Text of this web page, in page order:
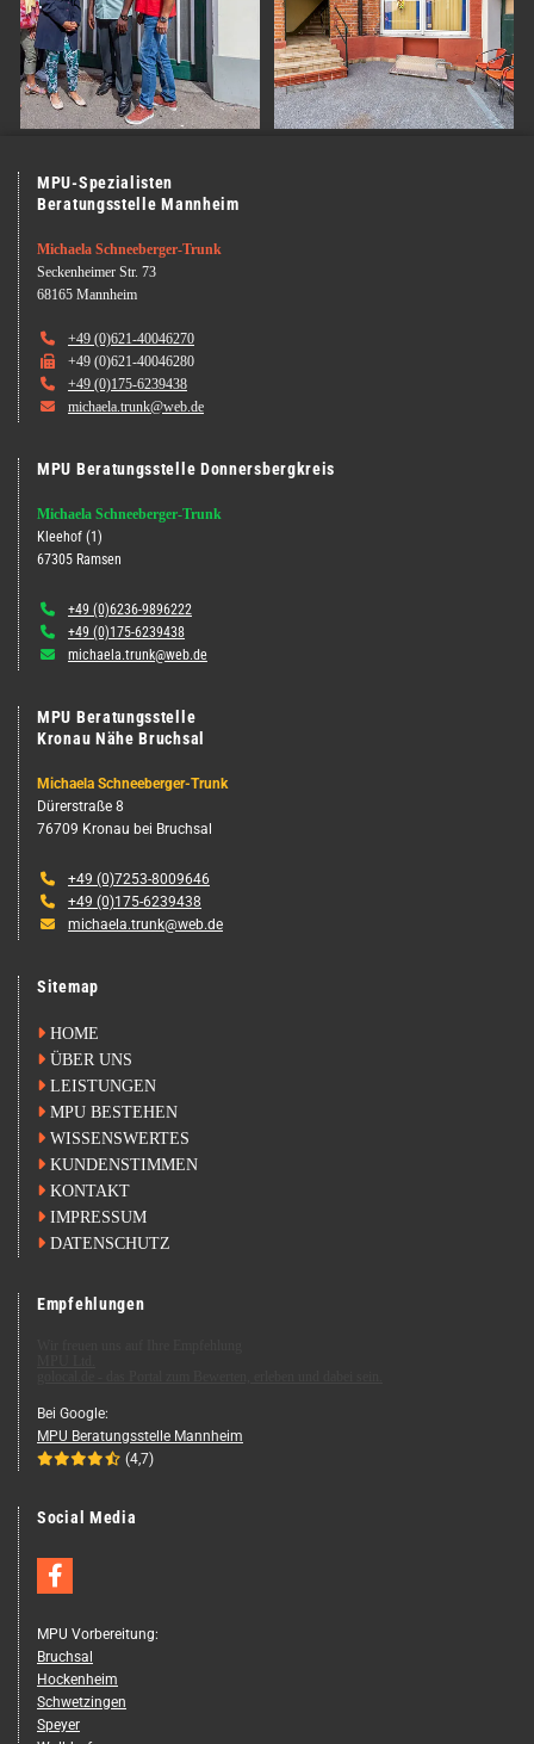
MPU-Spezialisten
Beratungsstelle Mannheim
Michaela Schneeberger-Trunk
Seckenheimer Str. 73
68165 Mannheim
 +49 (0)621-40046270
 +49 (0)621-40046280
 +49 (0)175-6239438
 michaela.trunk@web.de
MPU Beratungsstelle Donnersbergkreis
Michaela Schneeberger-Trunk
Kleehof (1)
67305 Ramsen
 +49 (0)6236-9896222
 +49 (0)175-6239438
 michaela.trunk@web.de
MPU Beratungsstelle
Kronau Nähe Bruchsal
Michaela Schneeberger-Trunk
Dürerstraße 8
76709 Kronau bei Bruchsal
 +49 (0)7253-8009646
 +49 (0)175-6239438
 michaela.trunk@web.de
Sitemap
 HOME
 ÜBER UNS
 LEISTUNGEN
 MPU BESTEHEN
 WISSENSWERTES
 KUNDENSTIMMEN
 KONTAKT
 IMPRESSUM
 DATENSCHUTZ
Empfehlungen
Bei Goog­le:
MPU Be­ra­tungs­stel­le Mann­heim
 (4,7)
Social Media
MPU Vorbereitung:
Bruchsal
Hockenheim
Schwetzingen
Speyer